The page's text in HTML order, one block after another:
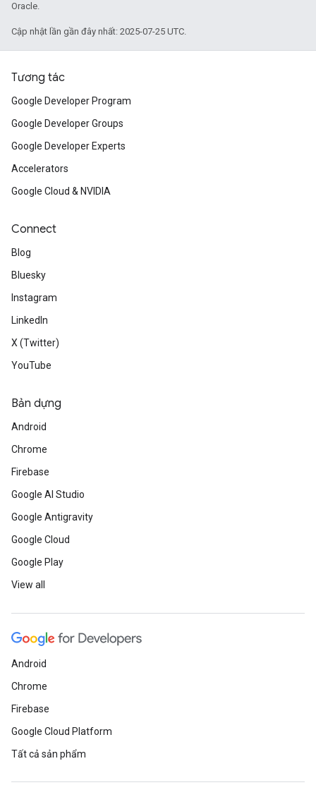
Oracle.
Cập nhật lần gần đây nhất: 2025-07-25 UTC.
Tương tác
Google Developer Program
Google Developer Groups
Google Developer Experts
Accelerators
Google Cloud & NVIDIA
Connect
Blog
Bluesky
Instagram
LinkedIn
X (Twitter)
YouTube
Bản dựng
Android
Chrome
Firebase
Google AI Studio
Google Antigravity
Google Cloud
Google Play
View all
Android
Chrome
Firebase
Google Cloud Platform
Tất cả sản phẩm